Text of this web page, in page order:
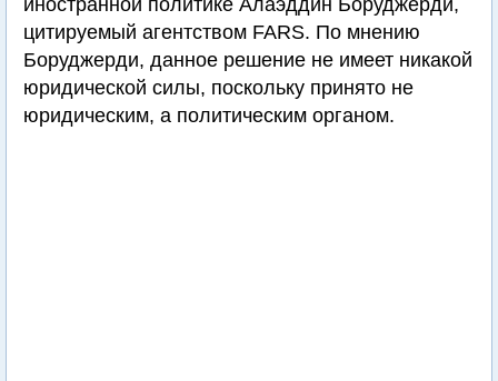
иностранной политике Алаэддин Боруджерди,
цитируемый агентством FARS. По мнению
Боруджерди, данное решение не имеет никакой
юридической силы, поскольку принято не
юридическим, а политическим органом.